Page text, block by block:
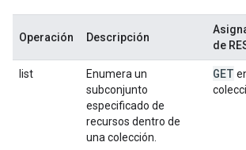
Operación Descripción
de
list
Enumera un
subconjunto
especificado de
recursos dentro de
una colección.
GET